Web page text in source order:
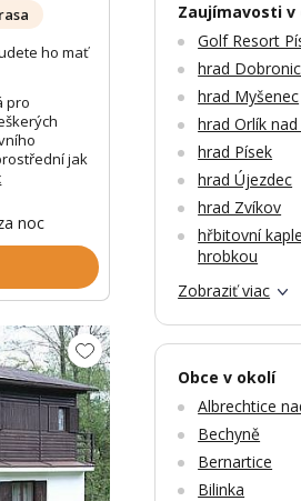
ho mať
pro
jak
noc
Zobrazit dalších 31
Zaujímavosti v
Golf Resort
hrad
hrad Myšenec
hrad Orlík
hrad Písek
hrad Újezdec
hrad Zvíkov
hřbitovní
hrobkou
Zobraziť viac
Obce v okolí
Albrechtice
Bechyně
Bernartice
Bilinka